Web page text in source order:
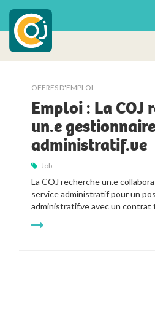
OFFRES D'EMPLOI
Emploi : La COJ
un.e gestionnaire
administratif.ve
Job
La COJ recherche un.e
service administratif pour un
administratif.ve avec un contrat